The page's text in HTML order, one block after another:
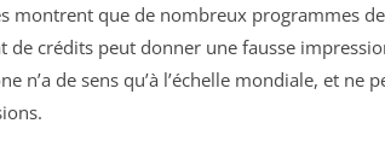
montrent que de nombreux programmes
de crédits peut donner une fausse
n’a de sens qu’à l’échelle mondiale, et